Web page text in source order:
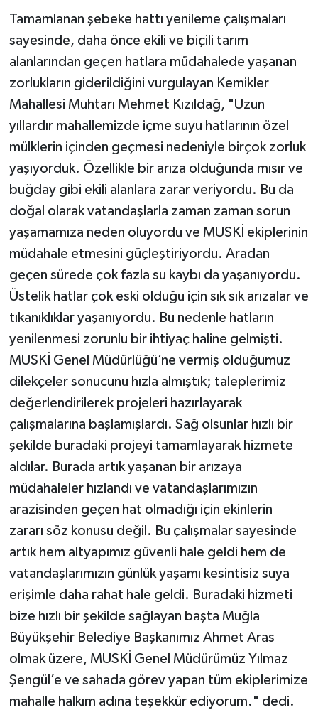
Tamamlanan şebeke hattı yenileme çalışmaları
sayesinde, daha önce ekili ve biçili tarım
alanlarından geçen hatlara müdahalede yaşanan
zorlukların giderildiğini vurgulayan Kemikler
Mahallesi Muhtarı Mehmet Kızıldağ, "Uzun
yıllardır mahallemizde içme suyu hatlarının özel
mülklerin içinden geçmesi nedeniyle birçok zorluk
yaşıyorduk. Özellikle bir arıza olduğunda mısır ve
buğday gibi ekili alanlara zarar veriyordu. Bu da
doğal olarak vatandaşlarla zaman zaman sorun
yaşamamıza neden oluyordu ve MUSKİ ekiplerinin
müdahale etmesini güçleştiriyordu. Aradan
geçen sürede çok fazla su kaybı da yaşanıyordu.
Üstelik hatlar çok eski olduğu için sık sık arızalar ve
tıkanıklıklar yaşanıyordu. Bu nedenle hatların
yenilenmesi zorunlu bir ihtiyaç haline gelmişti.
MUSKİ Genel Müdürlüğü’ne vermiş olduğumuz
dilekçeler sonucunu hızla almıştık; taleplerimiz
değerlendirilerek projeleri hazırlayarak
çalışmalarına başlamışlardı. Sağ olsunlar hızlı bir
şekilde buradaki projeyi tamamlayarak hizmete
aldılar. Burada artık yaşanan bir arızaya
müdahaleler hızlandı ve vatandaşlarımızın
arazisinden geçen hat olmadığı için ekinlerin
zararı söz konusu değil. Bu çalışmalar sayesinde
artık hem altyapımız güvenli hale geldi hem de
vatandaşlarımızın günlük yaşamı kesintisiz suya
erişimle daha rahat hale geldi. Buradaki hizmeti
bize hızlı bir şekilde sağlayan başta Muğla
Büyükşehir Belediye Başkanımız Ahmet Aras
olmak üzere, MUSKİ Genel Müdürümüz Yılmaz
Şengül’e ve sahada görev yapan tüm ekiplerimize
mahalle halkım adına teşekkür ediyorum." dedi.